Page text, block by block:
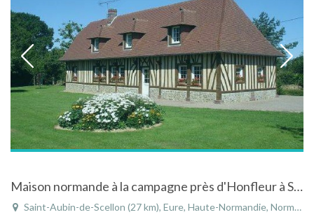
Maison normande à la campagne près d'Honfleur à Saint-Aubin-de-Scellon dans l'Eure en Normandie
Saint-Aubin-de-Scellon (27 km), Eure, Haute-Normandie, Normandie, France